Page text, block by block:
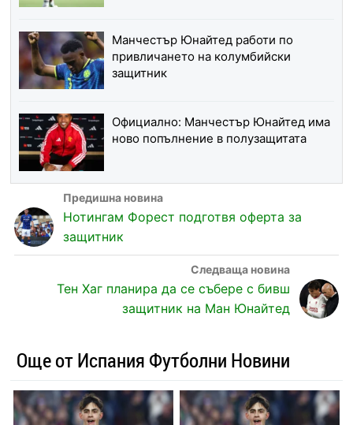
Манчестър Юнайтед работи по
привличането на колумбийски
защитник
Официално: Манчестър Юнайтед има
ново попълнение в полузащитата
Нотингам Форест подготвя оферта за
защитник
Тен Хаг планира да се събере с бивш
защитник на Ман Юнайтед
Още от Испания Футболни Новини